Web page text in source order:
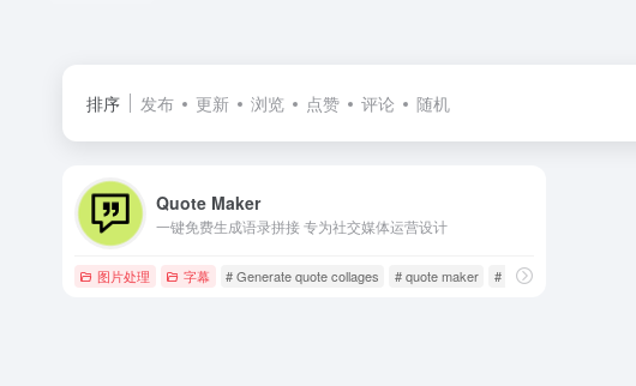
排序 发布 更新 浏览 点赞 评论 随机
Quote Maker
一键免费生成语录拼接 专为社交媒体运营设计
图片处理 字幕 # Generate quote collages # quote maker # quote stack